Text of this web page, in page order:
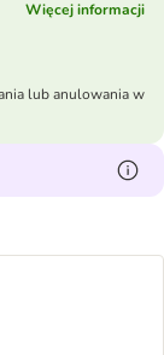
Więcej informacji
lub anulowania w